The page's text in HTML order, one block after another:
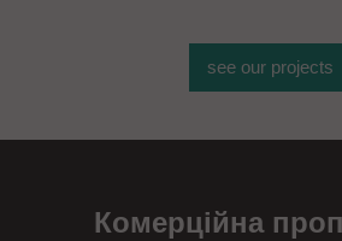
see our projects
Комерційна